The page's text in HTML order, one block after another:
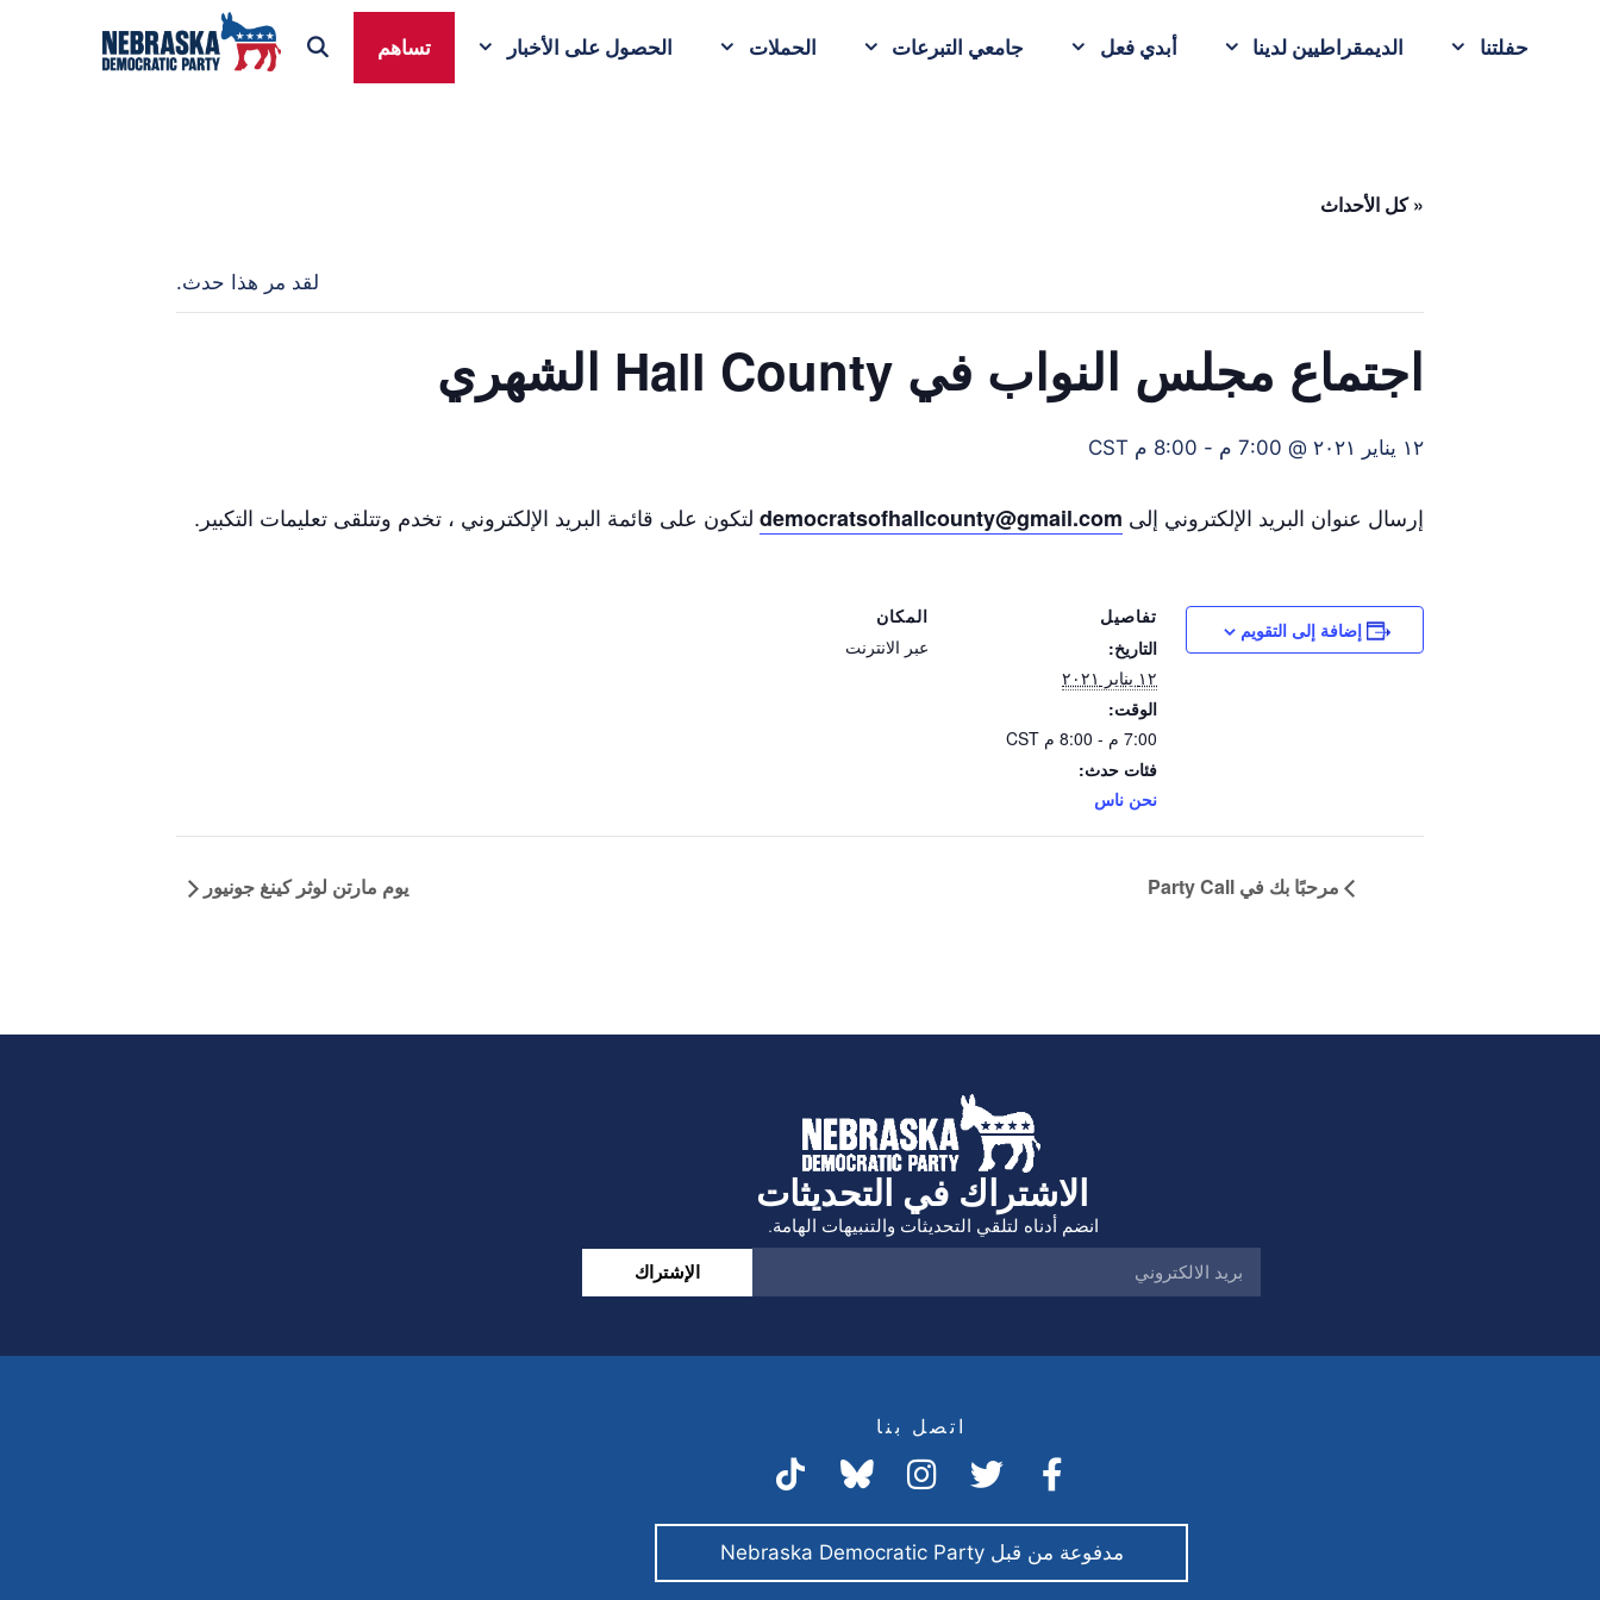
حفلتنا الديمقراطيين لدينا أبدي فعل جامعي التبرعات الحملات الحصول على الأخبار تساهم
« كل الأحداث
لقد مر هذا حدث.
اجتماع مجلس النواب في Hall County الشهري
١٢ يناير ٢٠٢١ @ 7:00 م - 8:00 م CST
إرسال عنوان البريد الإلكتروني إلى democratsofhallcounty@gmail.com لتكون على قائمة البريد الإلكتروني ، تخدم وتتلقى تعليمات التكبير.
إضافة إلى التقويم
تفاصيل
التاريخ:
١٢ يناير ٢٠٢١
الوقت:
7:00 م - 8:00 م
CST
فئات حدث:
نحن ناس
المكان
عبر الانترنت
مرحبًا بك في Party Call يوم مارتن لوثر كينغ جونيور
الاشتراك في التحديثات
انضم أدناه لتلقي التحديثات والتنبيهات الهامة.
الإشتراك
اتصل بنا
مدفوعة من قبل Nebraska Democratic Party